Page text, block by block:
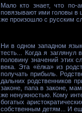
Мало кто знает, что по-
повязывают ими головы в
же произошло с русским
Ни в одном западном
тесть... Когда я
половину значений этих
века. Эта «ёлка» из
получать прибыль.
дальних родственников
законе, папа в законе,
же ненужностью. Кому
богатых
собственным детям... И